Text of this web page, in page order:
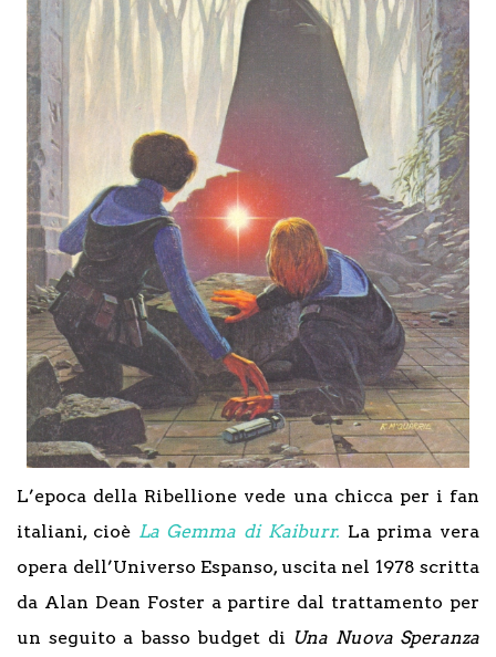
L’epoca della Ribellione vede una chicca per i fan
italiani, cioè La Gemma di Kaiburr. La prima vera
opera dell’Universo Espanso, uscita nel 1978 scritta
da Alan Dean Foster a partire dal trattamento per
un seguito a basso budget di Una Nuova Speranza